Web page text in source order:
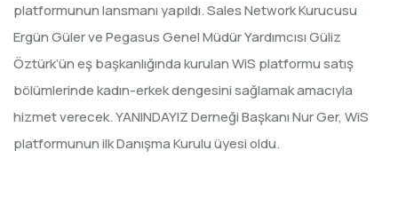
platformunun lansmanı yapıldı. Sales Network Kurucusu
Ergün Güler ve Pegasus Genel Müdür Yardımcısı Güliz
Öztürk’ün eş başkanlığında kurulan WiS platformu satış
bölümlerinde kadın-erkek dengesini sağlamak amacıyla
hizmet verecek. YANINDAYIZ Derneği Başkanı Nur Ger, WiS
platformunun ilk Danışma Kurulu üyesi oldu.